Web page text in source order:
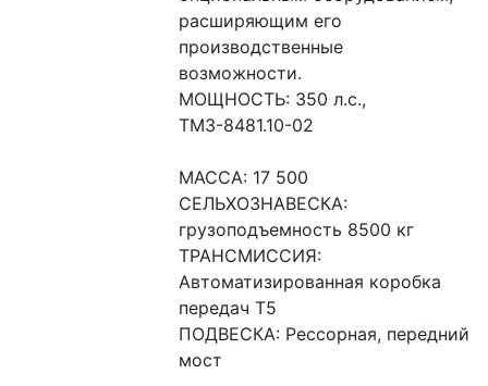
расширяющим его
производственные
возможности.
МОЩНОСТЬ: 350 л.с.,
ТМЗ-8481.10-02
МАССА: 17 500
СЕЛЬХОЗНАВЕСКА:
грузоподъемность 8500 кг
ТРАНСМИССИЯ:
Автоматизированная коробка
передач Т5
ПОДВЕСКА: Рессорная, передний
мост